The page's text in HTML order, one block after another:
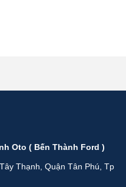
Oto ( Bến Thành Ford )
Thạnh, Quận Tân Phú, Tp